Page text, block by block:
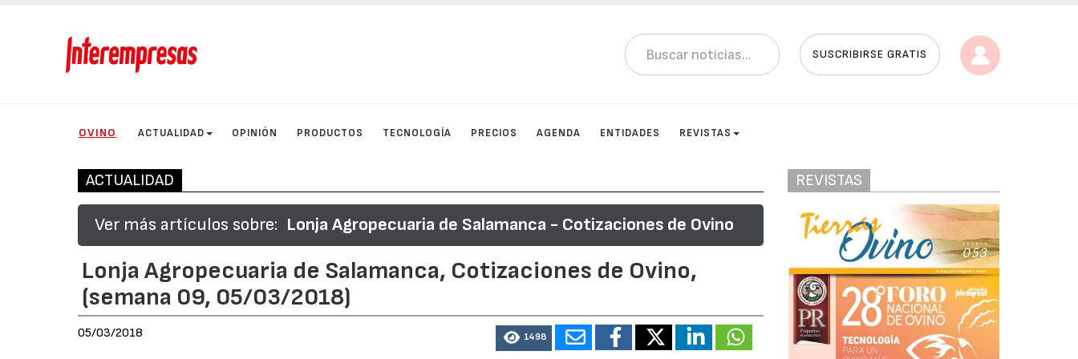
SUSCRIBIRSE GRATIS
OVINO ACTUALIDAD OPINIÓN PRODUCTOS TECNOLOGÍA PRECIOS AGENDA ENTIDADES REVISTAS
ACTUALIDAD
Ver más artículos sobre: Lonja Agropecuaria de Salamanca - Cotizaciones de Ovino
Lonja Agropecuaria de Salamanca, Cotizaciones de Ovino,
(semana 09, 05/03/2018)
05/03/2018 1498
REVISTAS